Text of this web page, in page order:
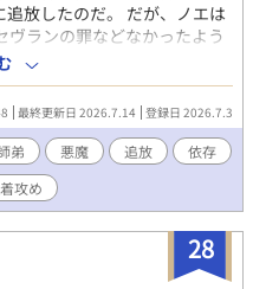
放したのだ。 だが、ノエは
ヴランの罪などなかったよう
。 「先生、今度は捨てない
ヴランの魔力が不安定になり
まま、セヴランはノエに依存
ってあげますよ」 「馬鹿にし
要となるのは口付け、そし
為に戸惑うセヴラン。 執着
執着溺愛弟子×傲慢師匠』 逃
差師弟BL。 追放したら執着
生を握られた天才魔術師の
最終更新日 2026.7.14 登録日 2026.7.3
弟 悪魔 追放
依存
攻め
28